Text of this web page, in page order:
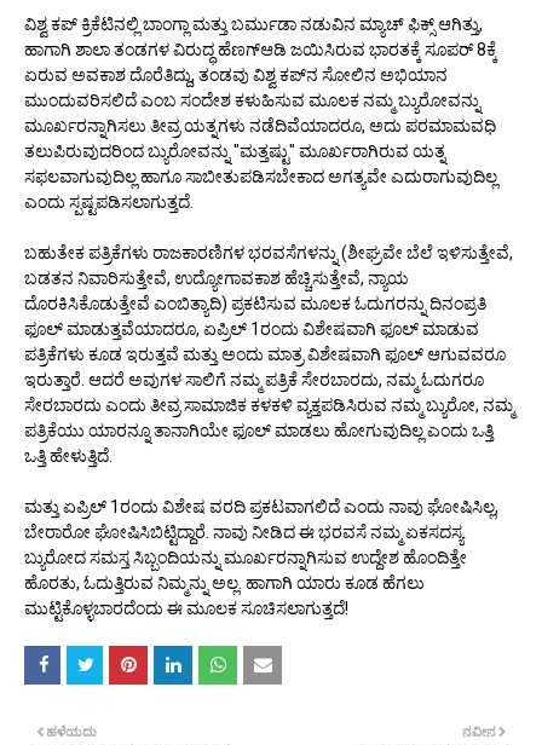
ವಿಶ್ವ ಕಪ್ ಕ್ರಿಕೆಟಿನಲ್ಲಿ ಬಾಂಗ್ಲಾ ಮತ್ತು ಬರ್ಮುಡಾ ನಡುವಿನ ಮ್ಯಾಚ್ ಫಿಕ್ಸ್ ಆಗಿತ್ತು,
ಹಾಗಾಗಿ ಶಾಲಾ ತಂಡಗಳ ವಿರುದ್ಧ ಹೆಣಗ್ಆಡಿ ಜಯಿಸಿರುವ ಭಾರತಕ್ಕೆ ಸೂಪರ್ 8ಕ್ಕೆ
ಏರುವ ಅವಕಾಶ ದೊರೆತಿದ್ದು, ತಂಡವು ವಿಶ್ವ ಕಪ್‌ನ ಸೋಲಿನ ಅಭಿಯಾನ
ಮುಂದುವರಿಸಲಿದೆ ಎಂಬ ಸಂದೇಶ ಕಳುಹಿಸುವ ಮೂಲಕ ನಮ್ಮ ಬ್ಯುರೋವನ್ನು
ಮೂರ್ಖರನ್ನಾಗಿಸಲು ತೀವ್ರ ಯತ್ನಗಳು ನಡೆದಿವೆಯಾದರೂ, ಅದು ಪರಮಾಮವಧಿ
ತಲುಪಿರುವುದರಿಂದ ಬ್ಯುರೋವನ್ನು "ಮತ್ತಷ್ಟು" ಮೂರ್ಖರಾಗಿರುವ ಯತ್ನ
ಸಫಲವಾಗುವುದಿಲ್ಲ ಹಾಗೂ ಸಾಬೀತುಪಡಿಸಬೇಕಾದ ಅಗತ್ಯವೇ ಎದುರಾಗುವುದಿಲ್ಲ
ಎಂದು ಸ್ಪಷ್ಟಪಡಿಸಲಾಗುತ್ತದೆ.
ಬಹುತೇಕ ಪತ್ರಿಕೆಗಳು ರಾಜಕಾರಣಿಗಳ ಭರವಸೆಗಳನ್ನು (ಶೀಘ್ರವೇ ಬೆಲೆ ಇಳಿಸುತ್ತೇವೆ,
ಬಡತನ ನಿವಾರಿಸುತ್ತೇವೆ, ಉದ್ಯೋಗಾವಕಾಶ ಹೆಚ್ಚಿಸುತ್ತೇವೆ, ನ್ಯಾಯ
ದೊರಕಿಸಿಕೊಡುತ್ತೇವೆ ಎಂಬಿತ್ಯಾದಿ) ಪ್ರಕಟಿಸುವ ಮೂಲಕ ಓದುಗರನ್ನು ದಿನಂಪ್ರತಿ
ಫೂಲ್ ಮಾಡುತ್ತವೆಯಾದರೂ, ಏಪ್ರಿಲ್ 1ರಂದು ವಿಶೇಷವಾಗಿ ಫೂಲ್ ಮಾಡುವ
ಪತ್ರಿಕೆಗಳು ಕೂಡ ಇರುತ್ತವೆ ಮತ್ತು ಅಂದು ಮಾತ್ರ ವಿಶೇಷವಾಗಿ ಫೂಲ್ ಆಗುವವರೂ
ಇರುತ್ತಾರೆ. ಆದರೆ ಅವುಗಳ ಸಾಲಿಗೆ ನಮ್ಮ ಪತ್ರಿಕೆ ಸೇರಬಾರದು, ನಮ್ಮ ಓದುಗರೂ
ಸೇರಬಾರದು ಎಂದು ತೀವ್ರ ಸಾಮಾಜಿಕ ಕಳಕಳಿ ವ್ಯಕ್ತಪಡಿಸಿರುವ ನಮ್ಮ ಬ್ಯುರೋ, ನಮ್ಮ
ಪತ್ರಿಕೆಯು ಯಾರನ್ನೂ ತಾನಾಗಿಯೇ ಫೂಲ್ ಮಾಡಲು ಹೋಗುವುದಿಲ್ಲ ಎಂದು ಒತ್ತಿ
ಒತ್ತಿ ಹೇಳುತ್ತಿದೆ.
ಮತ್ತು ಏಪ್ರಿಲ್ 1ರಂದು ವಿಶೇಷ ವರದಿ ಪ್ರಕಟವಾಗಲಿದೆ ಎಂದು ನಾವು ಘೋಷಿಸಿಲ್ಲ,
ಬೇರಾರೋ ಘೋಷಿಸಿಬಿಟ್ಟಿದ್ದಾರೆ. ನಾವು ನೀಡಿದ ಈ ಭರವಸೆ ನಮ್ಮ ಏಕಸದಸ್ಯ
ಬ್ಯುರೋದ ಸಮಸ್ತ ಸಿಬ್ಬಂದಿಯನ್ನು ಮೂರ್ಖರನ್ನಾಗಿಸುವ ಉದ್ದೇಶ ಹೊಂದಿತ್ತೇ
ಹೊರತು, ಓದುತ್ತಿರುವ ನಿಮ್ಮನ್ನು ಅಲ್ಲ. ಹಾಗಾಗಿ ಯಾರು ಕೂಡ ಹೆಗಲು
ಮುಟ್ಟಿಕೊಳ್ಳಬಾರದೆಂದು ಈ ಮೂಲಕ ಸೂಚಿಸಲಾಗುತ್ತದೆ!
ನವೀನ
ಹಳೆಯದು